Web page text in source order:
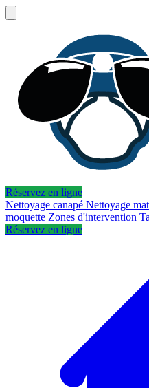
Réservez en ligne
Nettoyage canapé Nettoyage
moquette Zones d'intervention
Réservez en ligne